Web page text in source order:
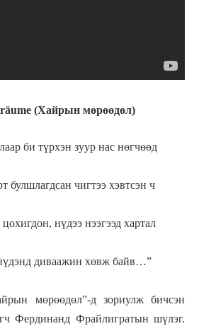
(Хайрын мөрөөдөл)
би түрхэн зуур нас нөгчөөд
булшлагдсан чигтээ хэвтсэн ч
нүдээ нээгээд хартал
диваажин хөвж байв…”
мөрөөдөл”-д зориулж бичсэн
Фердинанд Фрайлигратын шүлэг.